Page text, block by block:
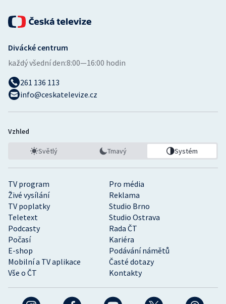
TV program
Pro média
Živé vysílání
Reklama
TV poplatky
Studio Brno
Teletext
Studio Ostrava
Podcasty
Rada ČT
Počasí
Kariéra
E-shop
Podávání námětů
Mobilní a TV aplikace
Časté dotazy
Vše o ČT
Kontakty
Divácké centrum
každý všední den:8:00—16:00 hodin
261 136 113
info@ceskatelevize.cz
Vzhled
Světlý Tmavý Systém